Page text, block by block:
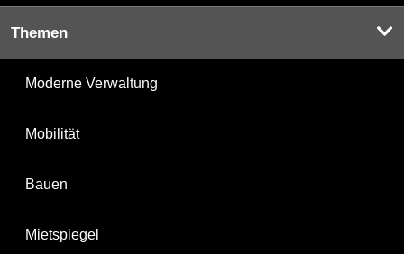
Themen
Moderne Verwaltung
Mobilität
Bauen
Mietspiegel